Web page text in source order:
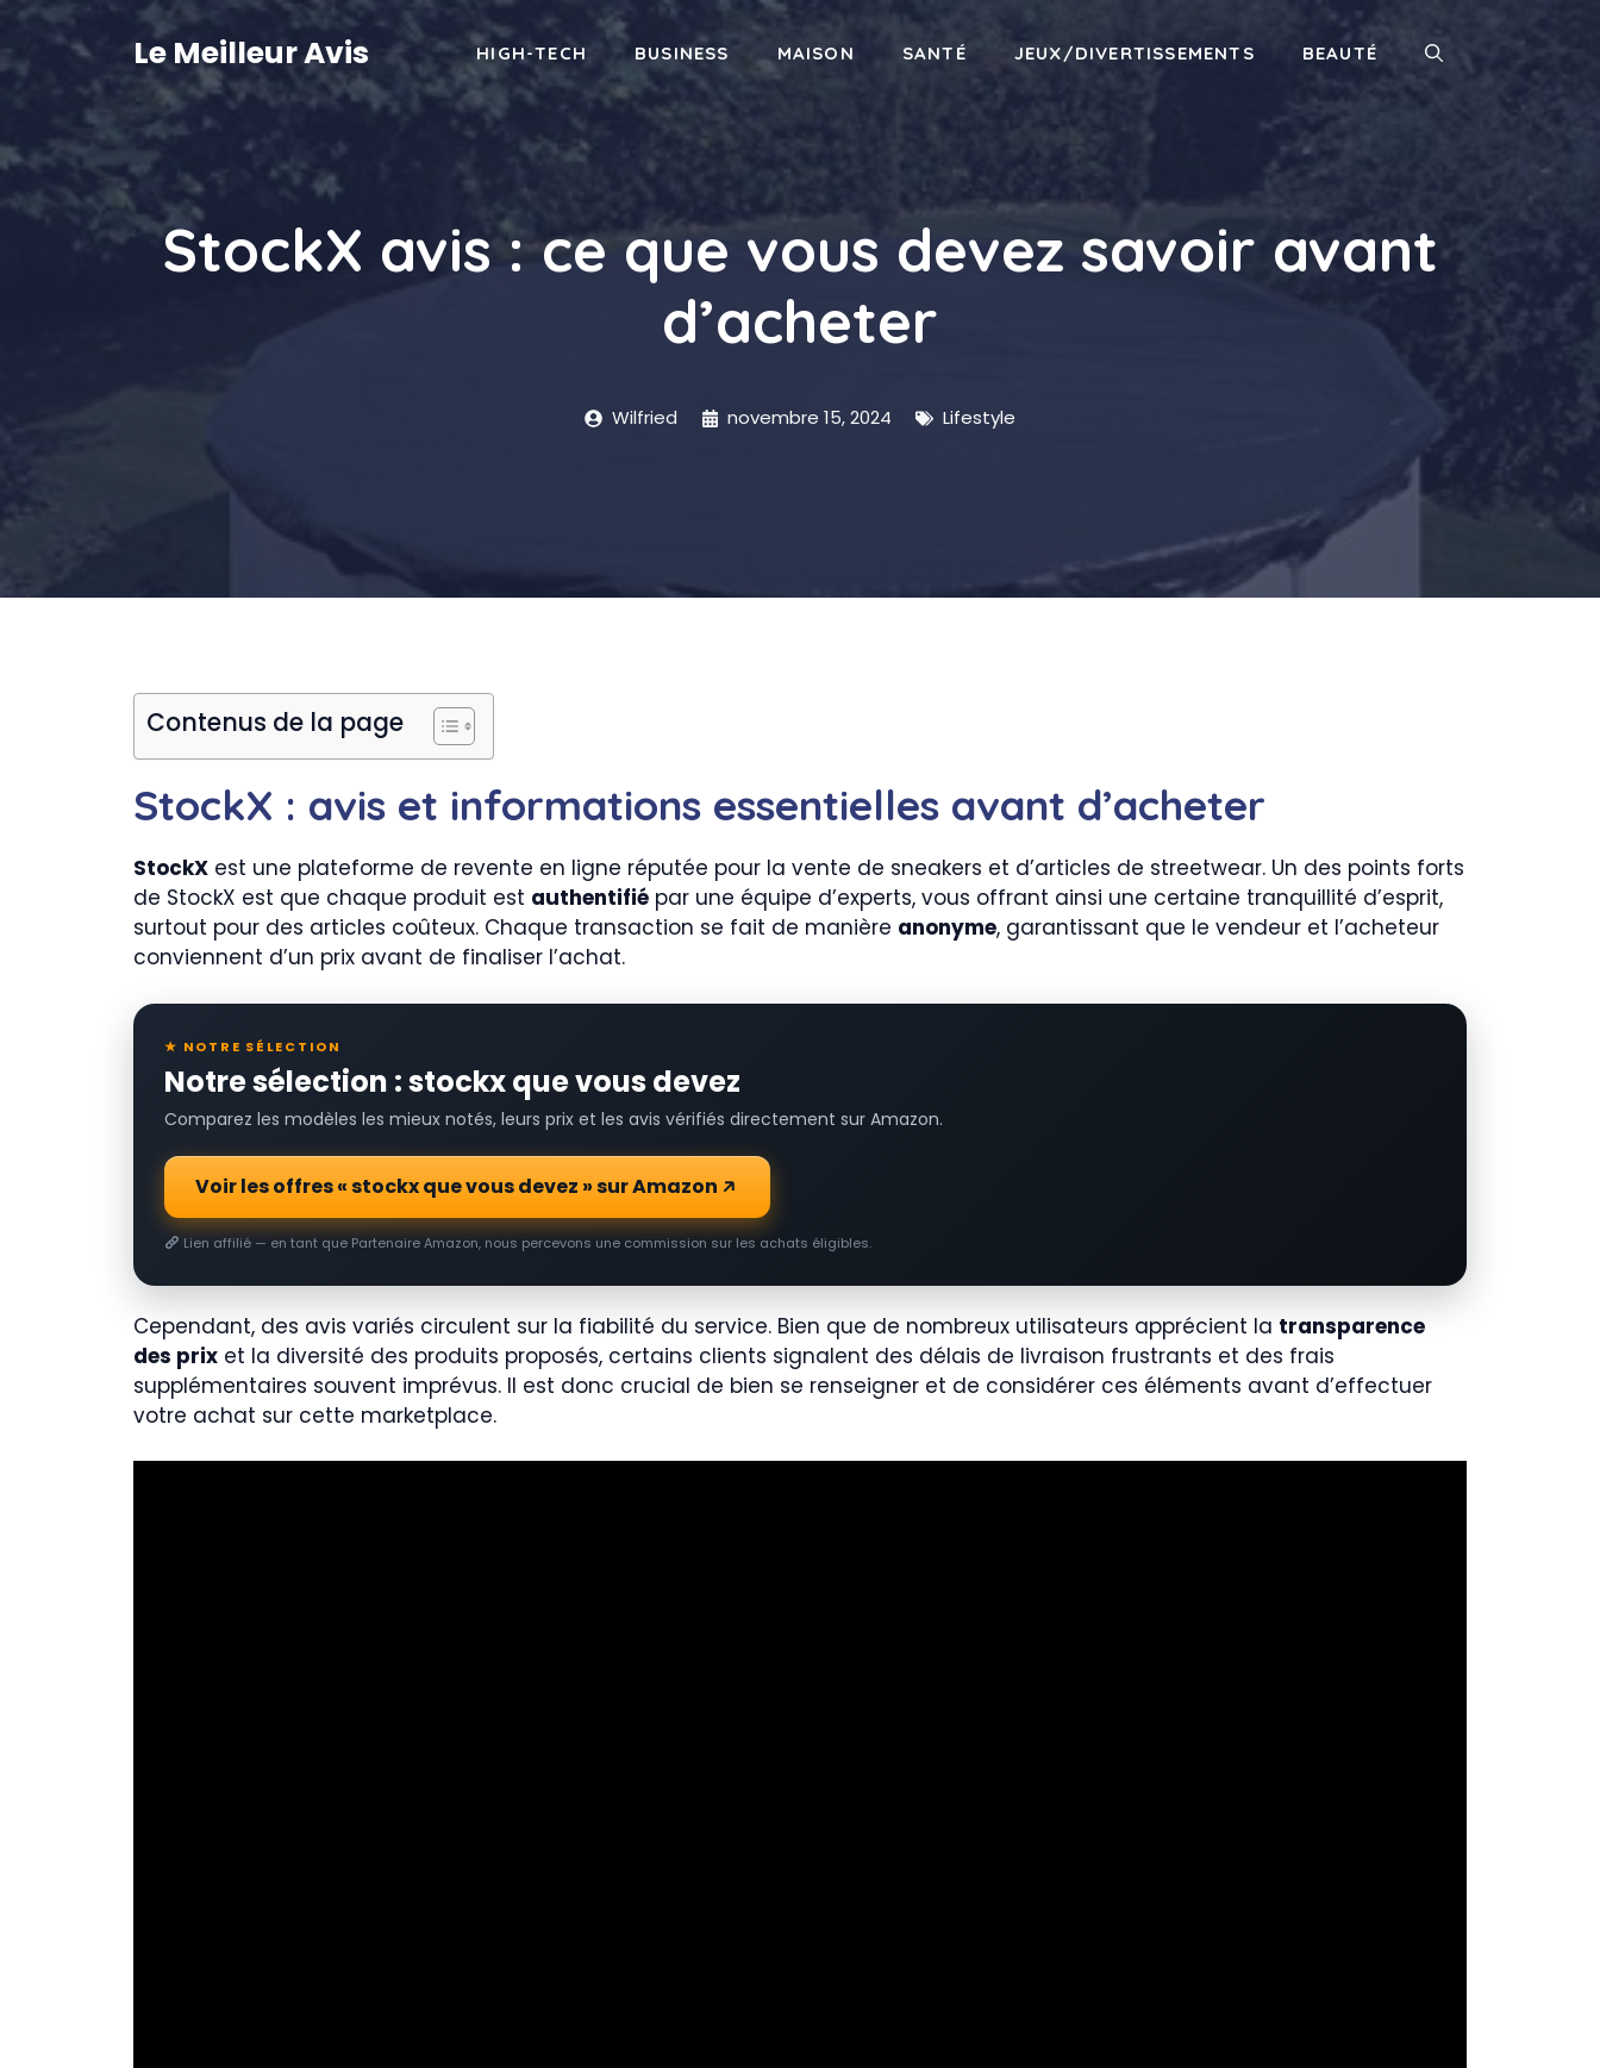
Aller
au
contenu
Le Meilleur Avis HIGH-TECH BUSINESS MAISON SANTÉ JEUX/DIVERTISSEMENTS BEAUTÉ
StockX avis : ce que vous devez savoir avant
d’acheter
Wilfried novembre 15, 2024 Lifestyle
Contenus de la page
StockX : avis et informations essentielles avant d’acheter
StockX est une plateforme de revente en ligne réputée pour la vente de sneakers et d’articles de streetwear. Un des points forts
de StockX est que chaque produit est authentifié par une équipe d’experts, vous offrant ainsi une certaine tranquillité d’esprit,
surtout pour des articles coûteux. Chaque transaction se fait de manière anonyme, garantissant que le vendeur et l’acheteur
conviennent d’un prix avant de finaliser l’achat.
★ NOTRE SÉLECTION
Notre sélection : stockx que vous devez
Comparez les modèles les mieux notés, leurs prix et les avis vérifiés directement sur Amazon.
Voir les offres « stockx que vous devez » sur Amazon
Lien affilié — en tant que Partenaire Amazon, nous percevons une commission sur les achats éligibles.
Cependant, des avis variés circulent sur la fiabilité du service. Bien que de nombreux utilisateurs apprécient la transparence
des prix et la diversité des produits proposés, certains clients signalent des délais de livraison frustrants et des frais
supplémentaires souvent imprévus. Il est donc crucial de bien se renseigner et de considérer ces éléments avant d’effectuer
votre achat sur cette marketplace.